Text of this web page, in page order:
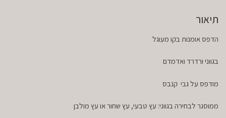
תיאור
הדפס אומנות בקו מעוגל
בגווני ורדרד ואדמדם
מודפס על גבי קנבס
ממוסגר לבחירה בגווני: עץ טבעי, עץ שחור או עץ מולבן